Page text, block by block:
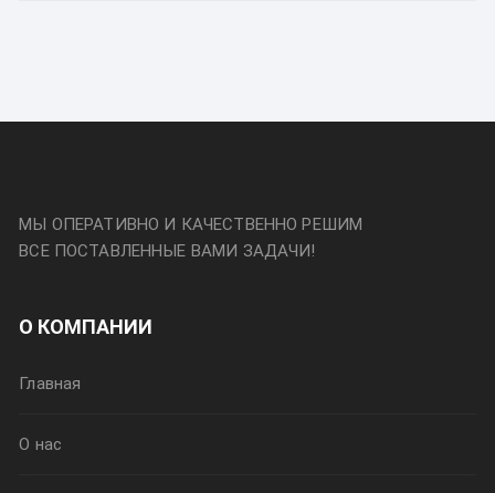
МЫ ОПЕРАТИВНО И КАЧЕСТВЕННО РЕШИМ
ВСЕ ПОСТАВЛЕННЫЕ ВАМИ ЗАДАЧИ!
О КОМПАНИИ
Главная
О нас